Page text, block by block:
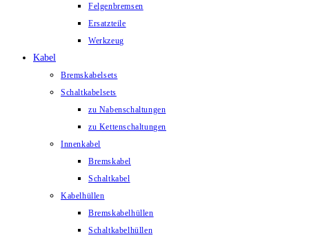
Felgenbremsen
Ersatzteile
Werkzeug
Kabel
Bremskabelsets
Schaltkabelsets
zu Nabenschaltungen
zu Kettenschaltungen
Innenkabel
Bremskabel
Schaltkabel
Kabelhüllen
Bremskabelhüllen
Schaltkabelhüllen